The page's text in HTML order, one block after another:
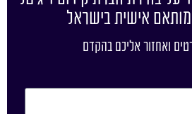
אישית בישראל
ואחזור אליכם בהקדם